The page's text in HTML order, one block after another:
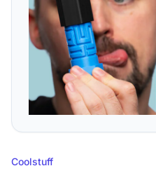
Coolstuff